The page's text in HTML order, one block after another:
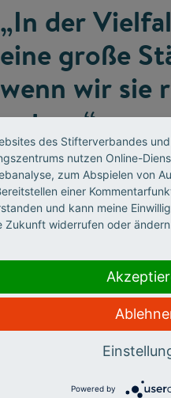
„In der
eine große
wenn wir sie
nutzen“
Henkel-Chefin Simone
Deutschland die erste Frau
Spitze eines Dax-Konzerns.
die Bedeutung von
chancengerechten Bildung.
des Stifterverbandes
nutzen Online-
zum Abspielen von
einer
und kann meine
Zukunft widerrufen oder
Powered by